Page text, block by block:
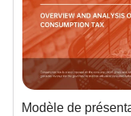
Modèle de